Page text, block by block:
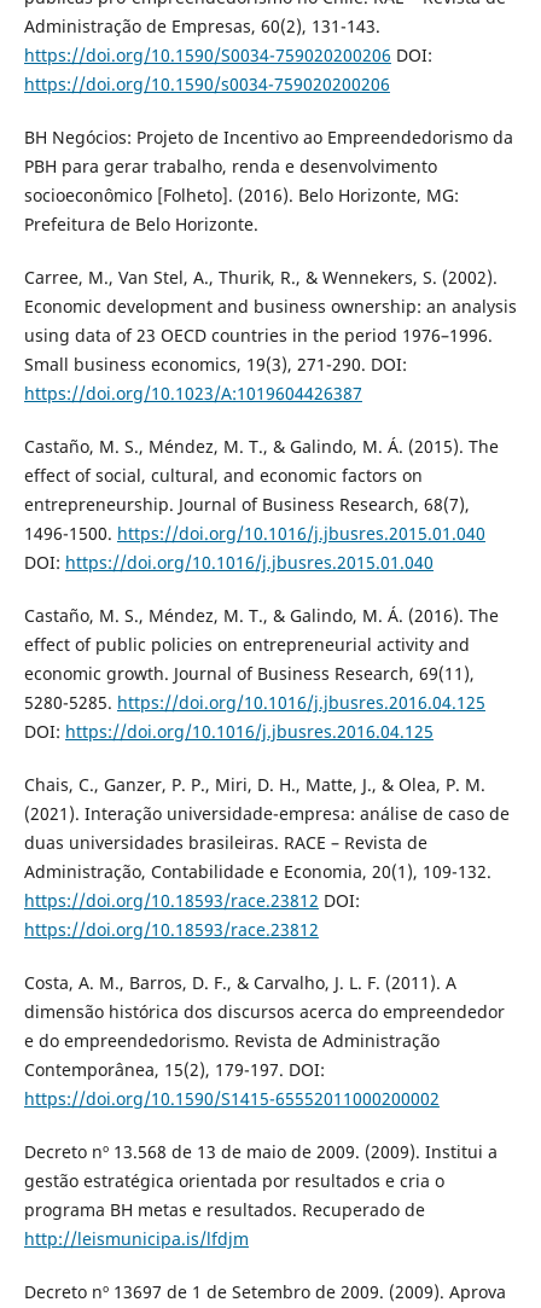
Administração de Empresas, 60(2), 131-143.
https://doi.org/10.1590/S0034-759020200206 DOI:
https://doi.org/10.1590/s0034-759020200206
BH Negócios: Projeto de Incentivo ao Empreendedorismo da
PBH para gerar trabalho, renda e desenvolvimento
socioeconômico [Folheto]. (2016). Belo Horizonte, MG:
Prefeitura de Belo Horizonte.
Carree, M., Van Stel, A., Thurik, R., & Wennekers, S. (2002).
Economic development and business ownership: an analysis
using data of 23 OECD countries in the period 1976–1996.
Small business economics, 19(3), 271-290. DOI:
https://doi.org/10.1023/A:1019604426387
Castaño, M. S., Méndez, M. T., & Galindo, M. Á. (2015). The
effect of social, cultural, and economic factors on
entrepreneurship. Journal of Business Research, 68(7),
1496-1500. https://doi.org/10.1016/j.jbusres.2015.01.040
DOI: https://doi.org/10.1016/j.jbusres.2015.01.040
Castaño, M. S., Méndez, M. T., & Galindo, M. Á. (2016). The
effect of public policies on entrepreneurial activity and
economic growth. Journal of Business Research, 69(11),
5280-5285. https://doi.org/10.1016/j.jbusres.2016.04.125
DOI: https://doi.org/10.1016/j.jbusres.2016.04.125
Chais, C., Ganzer, P. P., Miri, D. H., Matte, J., & Olea, P. M.
(2021). Interação universidade-empresa: análise de caso de
duas universidades brasileiras. RACE – Revista de
Administração, Contabilidade e Economia, 20(1), 109-132.
https://doi.org/10.18593/race.23812 DOI:
https://doi.org/10.18593/race.23812
Costa, A. M., Barros, D. F., & Carvalho, J. L. F. (2011). A
dimensão histórica dos discursos acerca do empreendedor
e do empreendedorismo. Revista de Administração
Contemporânea, 15(2), 179-197. DOI:
https://doi.org/10.1590/S1415-65552011000200002
Decreto nº 13.568 de 13 de maio de 2009. (2009). Institui a
gestão estratégica orientada por resultados e cria o
programa BH metas e resultados. Recuperado de
http://leismunicipa.is/lfdjm
Decreto nº 13697 de 1 de Setembro de 2009. (2009). Aprova